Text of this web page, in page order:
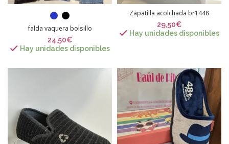
falda vaquera bolsillo
24,50€
Hay unidades disponibles
Zapatilla acolchada br1448
29,50€
Hay unidades disponibles